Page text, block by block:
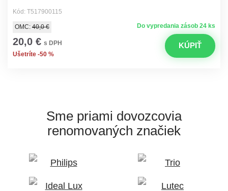
Kód: T517900115
Do vypredania zásob 24 ks
OMC: 40,0 €
20,0 € s DPH
Ušetríte -50 %
KÚPIŤ
Sme priami dovozcovia
renomovaných značiek